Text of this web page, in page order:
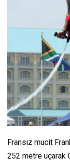
Fransız mucit
252 metre uçarak